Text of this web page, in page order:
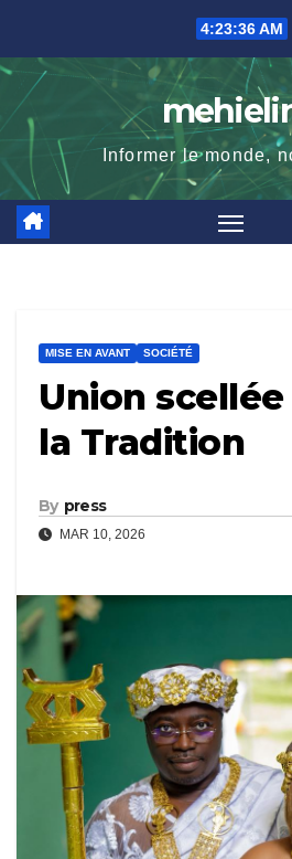
content
4:23:37 AM
Informer le monde,
MISE EN AVANT SOCIÉTÉ
Union
la Tradition
By press
MAR 10, 2026